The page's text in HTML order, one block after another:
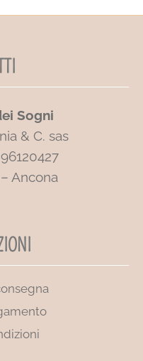
Sogni
& C. sas
Ancona